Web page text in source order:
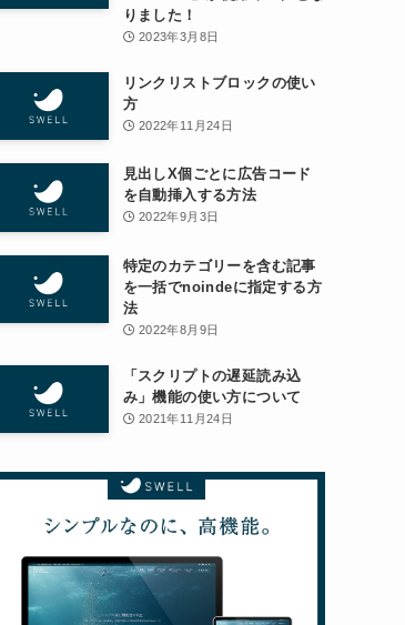
りました！
2023年3月8日
リンクリストブロックの使い
方
2022年11月24日
見出しX個ごとに広告コード
を自動挿入する方法
2022年9月3日
特定のカテゴリーを含む記事
を一括でnoindeに指定する方
法
2022年8月9日
「スクリプトの遅延読み込
み」機能の使い方について
2021年11月24日